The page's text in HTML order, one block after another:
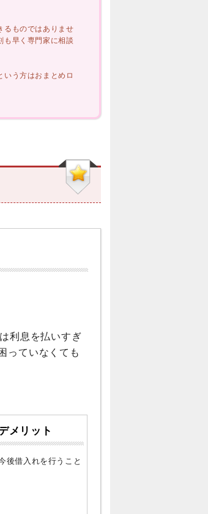
るものではありませ
も早く専門家に相談
いう方はおまとめロ
利息を払いすぎ
っていなくても
メリット
後借入れを行うこと